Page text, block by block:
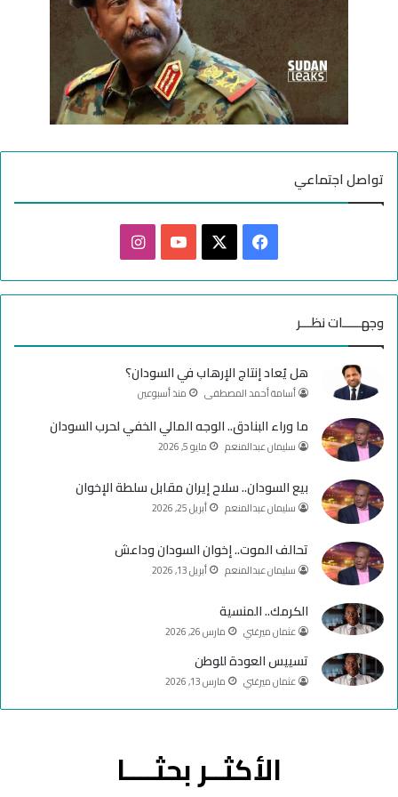
تواصل اجتماعي
ي
ب
و
ك
X
Y
u
T
u
b
e
ن
ت
ق
م
وجهـــــات نظـــر
هل يُعاد إنتاج الإرهاب في السودان؟
أسامة أحمد المصطفى منذ أسبوعين
ما وراء البنادق.. الوجه المالي الخفي لحرب السودان
سليمان عبدالمنعم مايو 5, 2026
بيع السودان.. سلاح إيران مقابل سلطة الإخوان
سليمان عبدالمنعم أبريل 25, 2026
تحالف الموت.. إخوان السودان وداعش
سليمان عبدالمنعم أبريل 13, 2026
الكرمك.. المنسية
عثمان ميرغني مارس 26, 2026
تسييس العودة للوطن
عثمان ميرغني مارس 13, 2026
الأكثــر بحثــــا